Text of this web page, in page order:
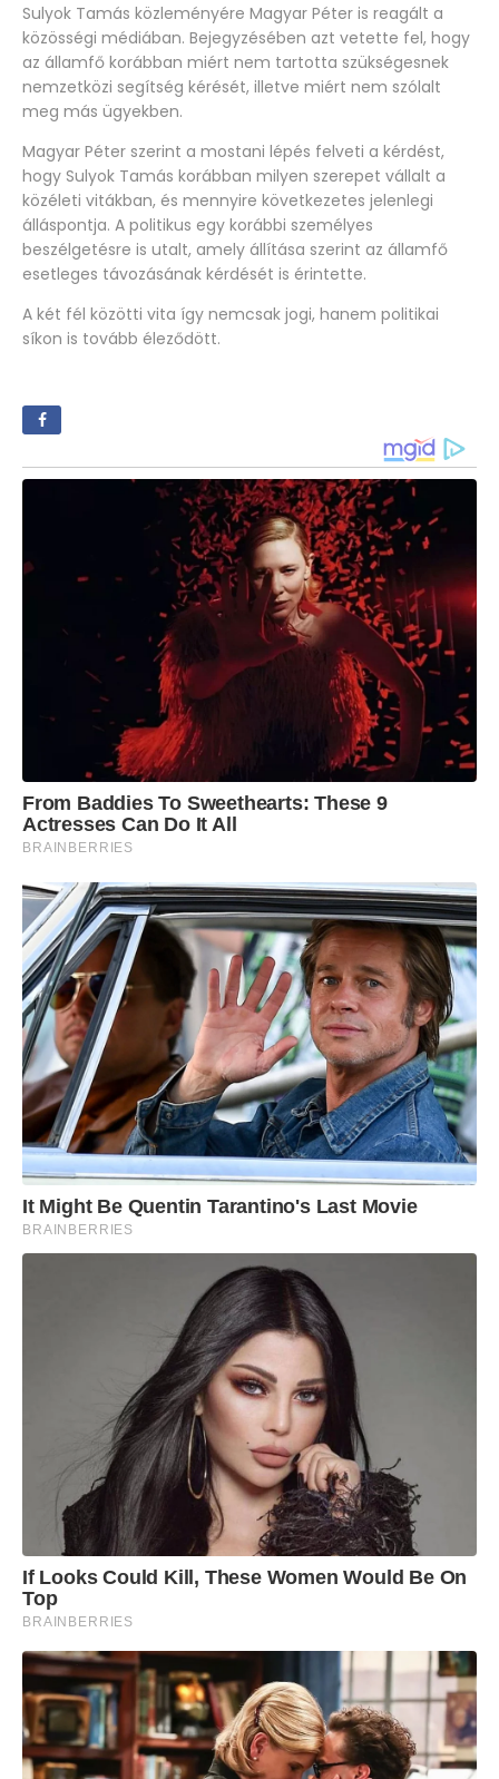
Sulyok Tamás közleményére Magyar Péter is reagált a
közösségi médiában. Bejegyzésében azt vetette fel, hogy
az államfő korábban miért nem tartotta szükségesnek
nemzetközi segítség kérését, illetve miért nem szólalt
meg más ügyekben.
Magyar Péter szerint a mostani lépés felveti a kérdést,
hogy Sulyok Tamás korábban milyen szerepet vállalt a
közéleti vitákban, és mennyire következetes jelenlegi
álláspontja. A politikus egy korábbi személyes
beszélgetésre is utalt, amely állítása szerint az államfő
esetleges távozásának kérdését is érintette.
A két fél közötti vita így nemcsak jogi, hanem politikai
síkon is tovább éleződött.